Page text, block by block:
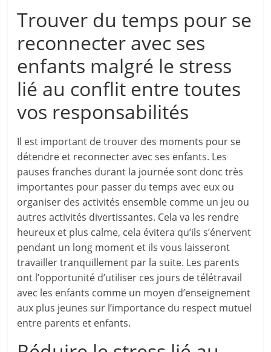
Trouver du temps pour se
reconnecter avec ses
enfants malgré le stress
lié au conflit entre toutes
vos responsabilités
Il est important de trouver des moments pour se
détendre et reconnecter avec ses enfants. Les
pauses franches durant la journée sont donc très
importantes pour passer du temps avec eux ou
organiser des activités ensemble comme un jeu ou
autres activités divertissantes. Cela va les rendre
heureux et plus calme, cela évitera qu’ils s’énervent
pendant un long moment et ils vous laisseront
travailler tranquillement par la suite. Les parents
ont l’opportunité d’utiliser ces jours de télétravail
avec les enfants comme un moyen d’enseignement
aux plus jeunes sur l’importance du respect mutuel
entre parents et enfants.